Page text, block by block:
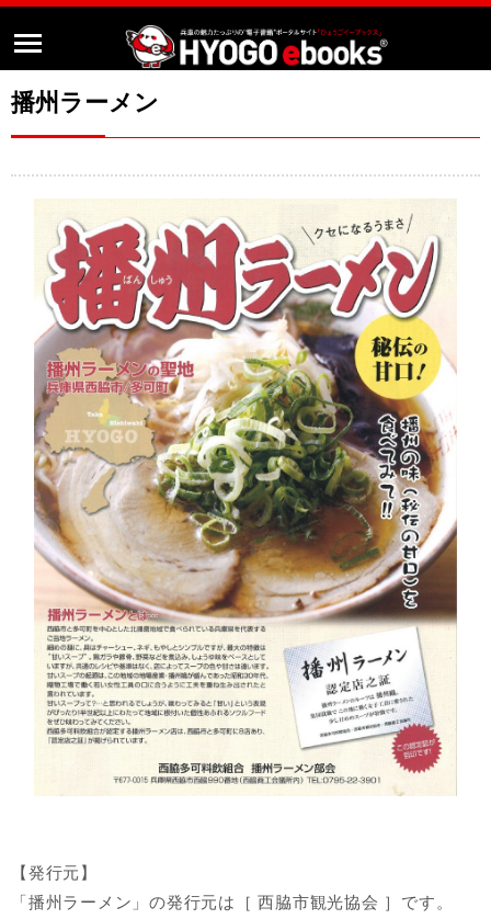
播州ラーメン
【発行元】
「播州ラーメン」の発行元は［ 西脇市観光協会 ］です。